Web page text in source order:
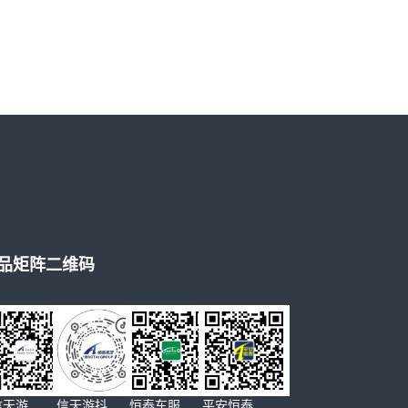
矩阵二维码